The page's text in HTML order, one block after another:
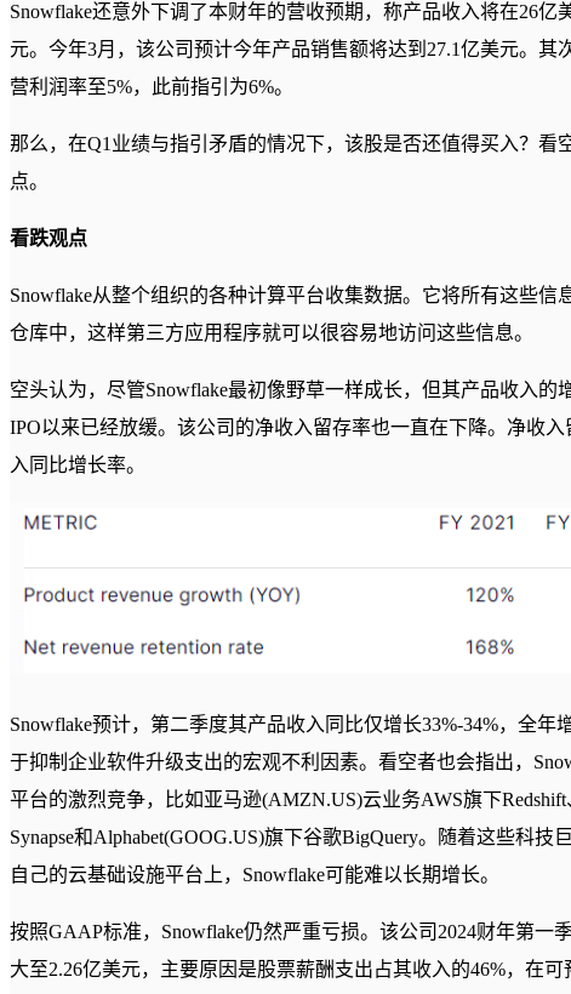
Snowflake还意外下调了本财年的营收预期，称产品收入将在26亿
元。今年3月，该公司预计今年产品销售额将达到27.1亿美元。其
营利润率至5%，此前指引为6%。
那么，在Q1业绩与指引矛盾的情况下，该股是否还值得买入？看
点。
看跌观点
Snowflake从整个组织的各种计算平台收集数据。它将所有这些信
仓库中，这样第三方应用程序就可以很容易地访问这些信息。
空头认为，尽管Snowflake最初像野草一样成长，但其产品收入的
IPO以来已经放缓。该公司的净收入留存率也一直在下降。净收
入同比增长率。
Snowflake预计，第二季度其产品收入同比仅增长33%-34%，全年
于抑制企业软件升级支出的宏观不利因素。看空者也会指出，
平台的激烈竞争，比如亚马逊(AMZN.US)云业务AWS旗下
Synapse和Alphabet(GOOG.US)旗下谷歌BigQuery。随着这些科技
自己的云基础设施平台上，Snowflake可能难以长期增长。
按照GAAP标准，Snowflake仍然严重亏损。该公司2024财年第一
大至2.26亿美元，主要原因是股票薪酬支出占其收入的46%，在